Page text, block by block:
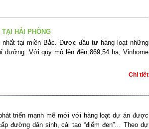
HẢI PHÒNG
tại miền Bắc. Được đầu tư hàng loạt những
dưỡng. Với quy mô lên đến 869,54 ha, Vinhome
Chi tiết
triển mạnh mẽ mới với hàng loạt dự án được
đường dân sinh, cải tạo “điểm đen”… Theo dự